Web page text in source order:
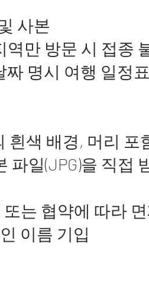
사본
만 방문 시 접종
명시 여행 일정
흰색 배경, 머리 포
본 파일(JPG)
는 협약에 따라
이름 기입